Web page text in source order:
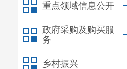
重点领域信息公开
政府采购及购买服
务
乡村振兴